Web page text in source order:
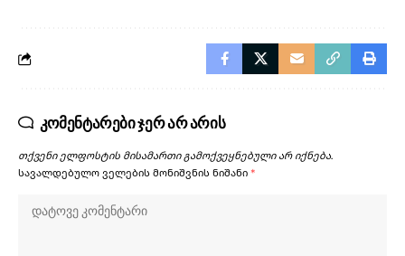
კომენტარები ჯერ არ არის
თქვენი ელფოსტის მისამართი გამოქვეყნებული არ იქნება.
სავალდებულო ველების მონიშვნის ნიშანი *